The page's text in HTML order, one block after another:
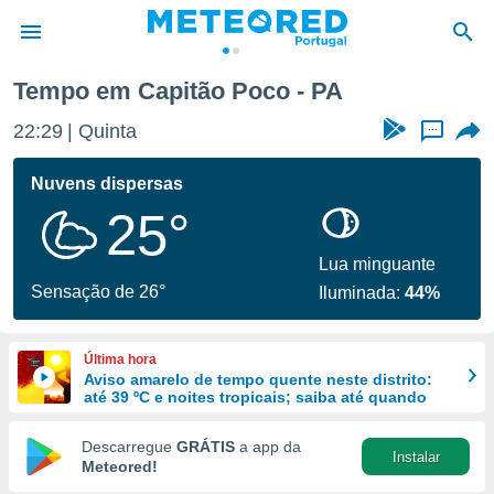
da
foi
fornecidas
a este
das
e
forma
digital
Tempo em Capitão Poco - PA
22:29 Quinta ...
Nuvens dispersas
25°
Sensação de 26°
Lua minguante
Iluminada:44%
Última hora
Aviso amarelo de tempo quente neste distrito:
até 39 ºC e noites tropicais; saiba até quando
Descarregue GRÁTIS a app da
Meteored!
Instalar